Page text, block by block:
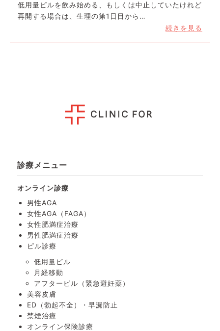
低用量ピルを飲み始める、もしくは中止していたけれど
再開する場合は、生理の第1日目から…
続きを見る
診療メニュー
オンライン診療
男性AGA
女性AGA（FAGA）
女性肥満症治療
男性肥満症治療
ピル診療
低用量ピル
月経移動
アフターピル （緊急避妊薬）
美容皮膚
ED（勃起不全）・ 早漏防止
禁煙治療
オンライン保険診療